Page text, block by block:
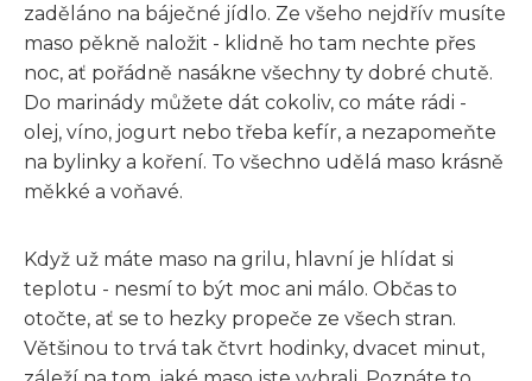
zaděláno na báječné jídlo. Ze všeho nejdřív musíte
maso pěkně naložit - klidně ho tam nechte přes
noc, ať pořádně nasákne všechny ty dobré chutě.
Do marinády můžete dát cokoliv, co máte rádi -
olej, víno, jogurt nebo třeba kefír, a nezapomeňte
na bylinky a koření. To všechno udělá maso krásně
měkké a voňavé.
Když už máte maso na grilu, hlavní je hlídat si
teplotu - nesmí to být moc ani málo. Občas to
otočte, ať se to hezky propeče ze všech stran.
Většinou to trvá tak čtvrt hodinky, dvacet minut,